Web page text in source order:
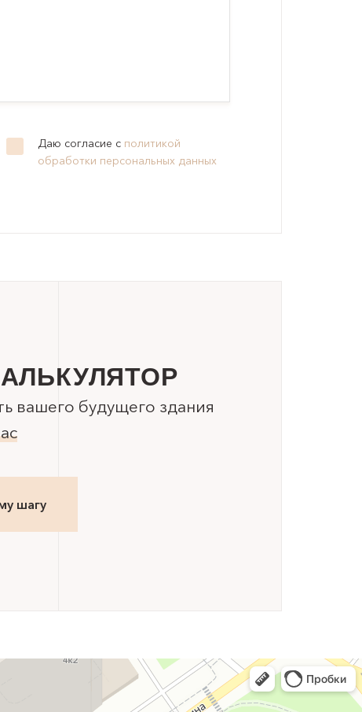
Даю согласие с политикой
обработки персональных данных
вашего будущего здания
шагу